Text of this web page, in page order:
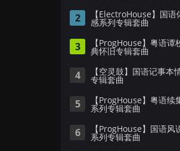
2 【ElectroHouse】国语
感系列专辑套曲
3 【ProgHouse】粤语谭
典怀旧专辑套曲
4 【空灵鼓】国语记事本
专辑套曲
5 【ProgHouse】粤语续
系列专辑套曲
6 【ProgHouse】国语风
系列专辑套曲